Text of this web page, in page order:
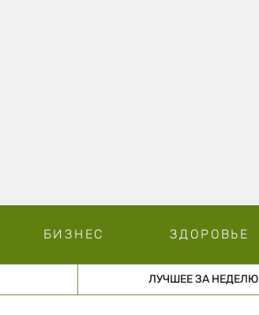
БИЗНЕС ЗДОРОВЬЕ
ЛУЧШЕЕ ЗА НЕДЕЛЮ